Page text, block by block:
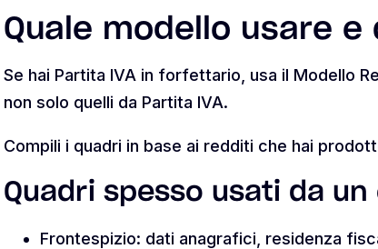
Quale modello usare
Se hai Partita IVA in forfettario, usa il Modello
non solo quelli da Partita IVA.
Compili i quadri in base ai redditi che hai
Quadri spesso usati da
Frontespizio: dati anagrafici, residenza